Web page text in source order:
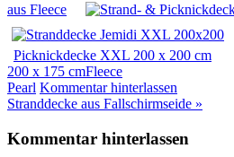
aus Fleece
Picknickdecke XXL 200 x 200 cm
200 x 175 cmFleece
Pearl Kommentar hinterlassen
Beitragsnavigation
Stranddecke aus Fallschirmseide »
Kommentar hinterlassen